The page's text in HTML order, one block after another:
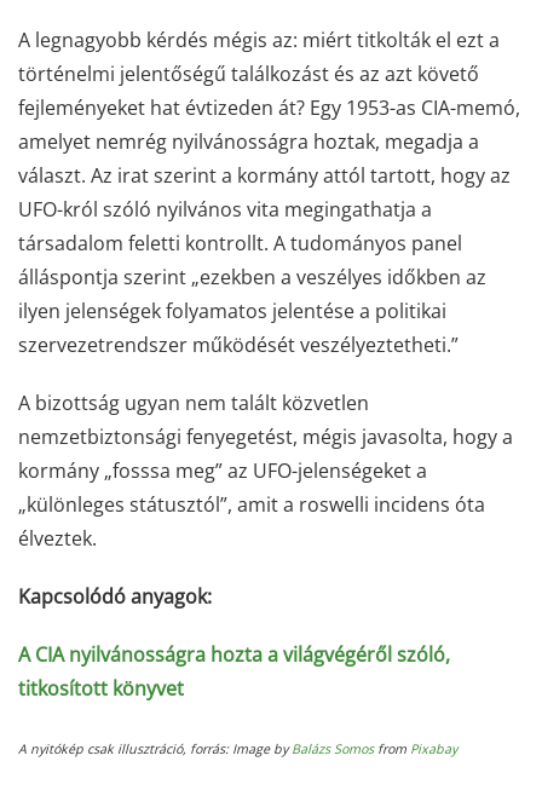
A legnagyobb kérdés mégis az: miért titkolták el ezt a
történelmi jelentőségű találkozást és az azt követő
fejleményeket hat évtizeden át? Egy 1953-as CIA-memó,
amelyet nemrég nyilvánosságra hoztak, megadja a
választ. Az irat szerint a kormány attól tartott, hogy az
UFO-król szóló nyilvános vita megingathatja a
társadalom feletti kontrollt. A tudományos panel
álláspontja szerint „ezekben a veszélyes időkben az
ilyen jelenségek folyamatos jelentése a politikai
szervezetrendszer működését veszélyeztetheti.”
A bizottság ugyan nem talált közvetlen
nemzetbiztonsági fenyegetést, mégis javasolta, hogy a
kormány „fosssa meg” az UFO-jelenségeket a
„különleges státusztól”, amit a roswelli incidens óta
élveztek.
Kapcsolódó anyagok:
A CIA nyilvánosságra hozta a világvégéről szóló,
titkosított könyvet
A nyitókép csak illusztráció, forrás: Image byBalázs Somosfrom Pixabay